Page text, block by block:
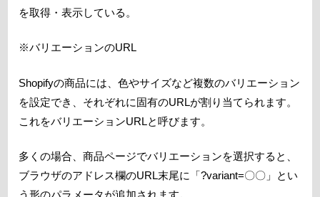
を取得・表示している。
※バリエーションのURL
Shopifyの商品には、色やサイズなど複数のバリエーション
を設定でき、それぞれに固有のURLが割り当てられます。
これをバリエーションURLと呼びます。
多くの場合、商品ページでバリエーションを選択すると、
ブラウザのアドレス欄のURL末尾に「?variant=〇〇」とい